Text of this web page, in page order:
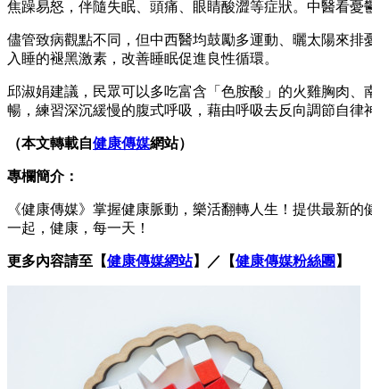
焦躁易怒，伴隨失眠、頭痛、眼睛酸澀等症狀。中醫看
儘管致病觀點不同，但中西醫均鼓勵多運動、曬太陽來
入睡的褪黑激素，改善睡眠促進良性循環。
邱淑娟建議，民眾可以多吃富含「色胺酸」的火雞胸肉
暢，練習深沉緩慢的腹式呼吸，藉由呼吸去反向調節自律
（本文轉載自健康傳媒網站）
專欄簡介：
《健康傳媒》掌握健康脈動，樂活翻轉人生！提供最新
一起，健康，每一天！
更多內容請至【健康傳媒網站】／【健康傳媒粉絲團 】